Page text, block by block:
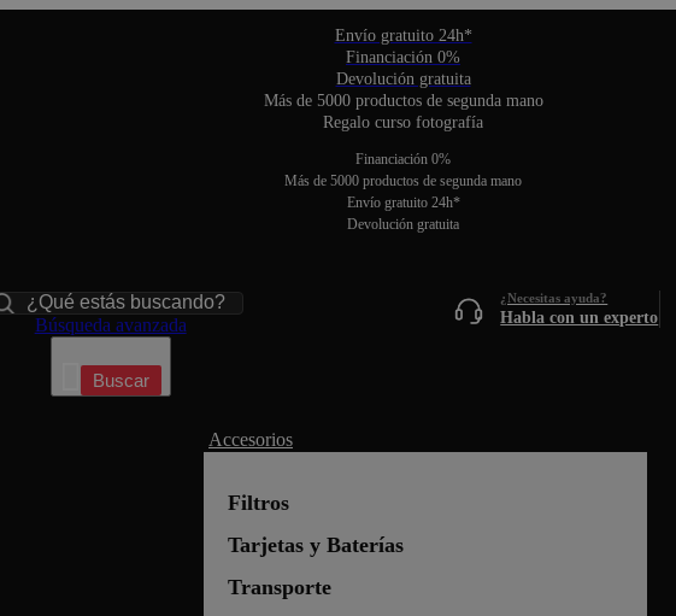
Envío gratuito 24h*
Financiación 0%
Devolución gratuita
Más de 5000 productos de segunda mano
Regalo curso fotografía
Financiación 0%
Más de 5000 productos de segunda mano
Envío gratuito 24h*
Devolución gratuita
Búsqueda avanzada
Buscar
Habla con un experto
Accesorios
Filtros
Tarjetas y Baterías
Transporte